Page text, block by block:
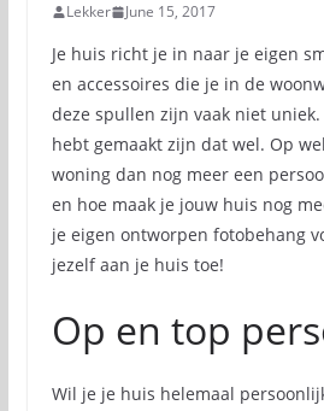
Lekker June 15, 2017
Je huis richt je in naar je eigen
en accessoires die je in de
deze spullen zijn vaak niet uniek.
hebt gemaakt zijn dat wel. Op
woning dan nog meer een
en hoe maak je jouw huis nog
je eigen ontworpen fotobehang
jezelf aan je huis toe!
Op en top
Wil je je huis helemaal